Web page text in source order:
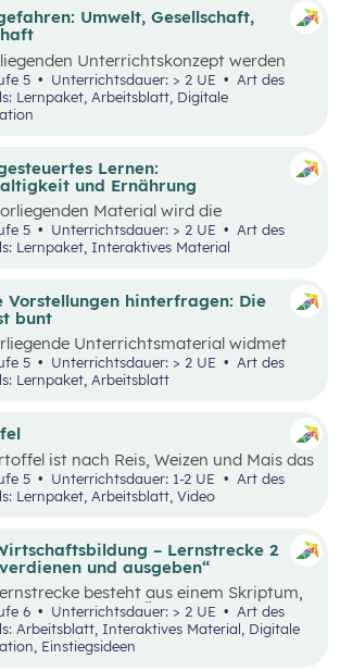
Vorstellungen hinterfragen: Die
bunt
Unterrichtsmaterial widmet
Thema Stereotype – insbesondere in
Afrika – und kann als Einstieg in das
Input soll den Schüler:innen
zu dekonstruieren und zu
5 Unterrichtsdauer: > 2 UE
Art des
Lernpaket, Arbeitsblatt
ist nach Reis, Weizen und Mais das
Grundnahrungsmittel der
Weltweit gibt es rund 5.000
Sorten. Daher kann sich die
Die Unterrichtsmaterialien
einerseits gesellschaftliche sowie
Bedingungen der
Produktion. Wesentliche
der räumlichen Umwelt werden
Kartoffel erhoben und
5 Unterrichtsdauer: 1-2 UE
Lernpaket, Arbeitsblatt, Video
– im Zentrum, wobei der Fokus
und damit verbundenen
– Lernstrecke 2
und ausgeben“
besteht aus einem Skriptum,
dazu dient einen Überblick über die
Lernstrecke zu erhalten. Mit
Unterrichtsgegenstand
6 Unterrichtsdauer: > 2 UE
Arbeitsblatt, Interaktives Material, Digitale
Einstiegsideen
Umwelt, Gesellschaft,
Unterrichtskonzept werden
Prozesse und ihre Auswirkungen auf
Gesellschaft und Wirtschaft
5 Unterrichtsdauer: > 2 UE
Lernpaket, Arbeitsblatt, Digitale
Lernen:
und Ernährung
Material wird die
viachabaDoozur Verfügung
und mit einem analogen Lernplan (M2)
5 Unterrichtsdauer: > 2 UE
Lernpaket, Interaktives Material